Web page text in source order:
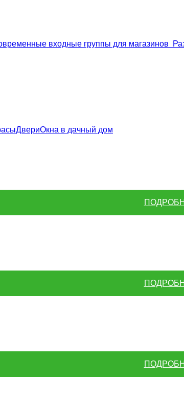
входные группы для магазинов
ДвериОкна в дачный дом